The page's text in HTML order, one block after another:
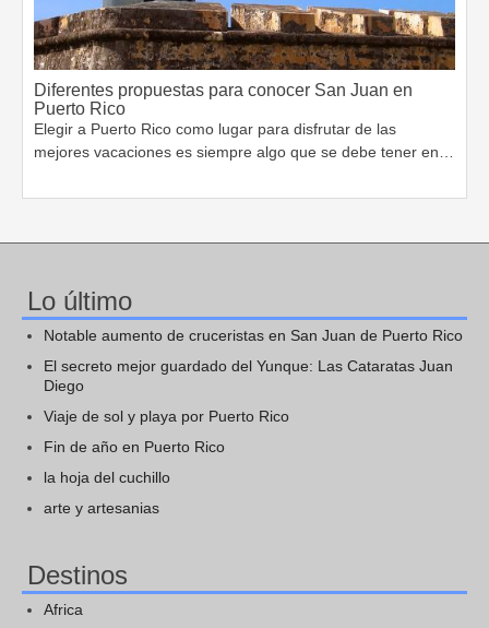
Diferentes propuestas para conocer San Juan en
Puerto Rico
Elegir a Puerto Rico como lugar para disfrutar de las
mejores vacaciones es siempre algo que se debe tener en…
Lo último
Notable aumento de cruceristas en San Juan de Puerto Rico
El secreto mejor guardado del Yunque: Las Cataratas Juan
Diego
Viaje de sol y playa por Puerto Rico
Fin de año en Puerto Rico
la hoja del cuchillo
arte y artesanias
Destinos
Africa